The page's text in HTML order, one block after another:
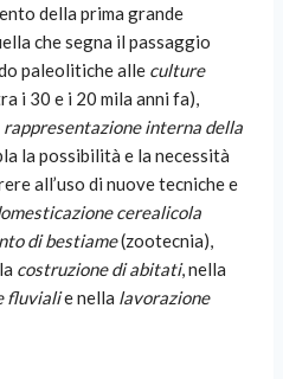
della prima grande
che segna il passaggio
paleolitiche alle culture
i 30 e i 20 mila anni fa),
rappresentazione interna della
la possibilità e la necessità
all’uso di nuove tecniche e
cerealicola
di bestiame(zootecnia),
costruzione di abitati, nella
fluvialie nella lavorazione